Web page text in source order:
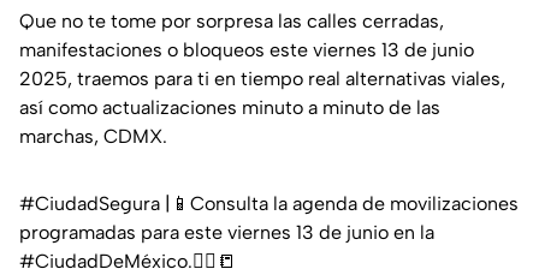
Que no te tome por sorpresa las calles cerradas,
manifestaciones o bloqueos este viernes 13 de junio
2025, traemos para ti en tiempo real alternativas viales,
así como actualizaciones minuto a minuto de las
marchas, CDMX.
#CiudadSegura |📱Consulta la agenda de movilizaciones
programadas para este viernes 13 de junio en la
#CiudadDeMéxico.👮‍♀️📒